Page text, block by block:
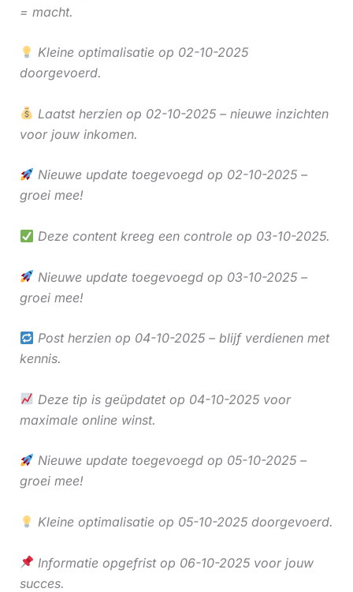
= macht.
Kleine optimalisatie op 02-10-2025
doorgevoerd.
Laatst herzien op 02-10-2025 – nieuwe inzichten
voor jouw inkomen.
Nieuwe update toegevoegd op 02-10-2025 –
groei mee!
Deze content kreeg een controle op 03-10-2025.
Nieuwe update toegevoegd op 03-10-2025 –
groei mee!
Post herzien op 04-10-2025 – blijf verdienen met
kennis.
Deze tip is geüpdatet op 04-10-2025 voor
maximale online winst.
Nieuwe update toegevoegd op 05-10-2025 –
groei mee!
Kleine optimalisatie op 05-10-2025 doorgevoerd.
Informatie opgefrist op 06-10-2025 voor jouw
succes.